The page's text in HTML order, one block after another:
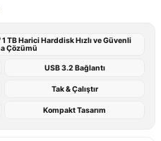
TB Harici Harddisk Hızlı ve Güvenli
Çözümü
USB 3.2 Bağlantı
Tak & Çalıştır
Kompakt Tasarım